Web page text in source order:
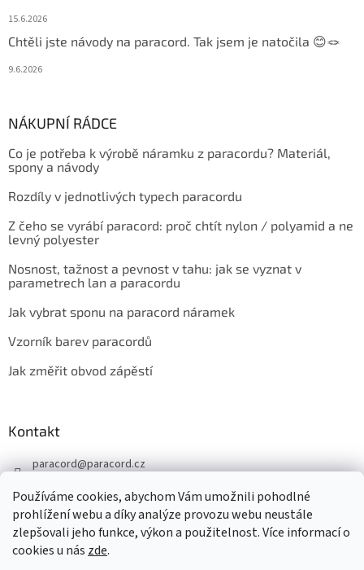
Používáme cookies, abychom Vám umožnili pohodlné
prohlížení webu a díky analýze provozu webu neustále
zlepšovali jeho funkce, výkon a použitelnost. Více informací o
cookies u nás zde.
15.6.2026
Chtěli jste návody na paracord. Tak jsem je natočila 😊🪢
9.6.2026
NÁKUPNÍ RÁDCE
Co je potřeba k výrobě náramku z paracordu? Materiál,
spony a návody
Rozdíly v jednotlivých typech paracordu
Z čeho se vyrábí paracord: proč chtít nylon / polyamid a ne
levný polyester
Nosnost, tažnost a pevnost v tahu: jak se vyznat v
parametrech lan a paracordu
Jak vybrat sponu na paracord náramek
Vzorník barev paracordů
Jak změřit obvod zápěstí
Kontakt
paracord@paracord.cz
+420 603 230 467
Sledujte nás také na facebooku
paracord.cz